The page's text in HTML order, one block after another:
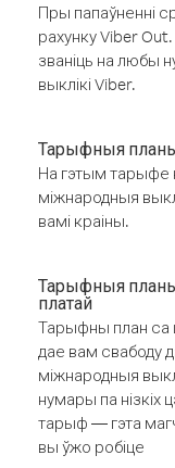
Пры папаўненні
рахунку Viber
званіць на любы
выклікі Viber.
Тарыфныя
На гэтым тарыфе
міжнародныя
вамі краіны.
Тарыфныя
платай
Тарыфны план са
дае вам свабоду
міжнародныя
нумары па нізкіх
тарыф — гэта
вы ўжо робіце